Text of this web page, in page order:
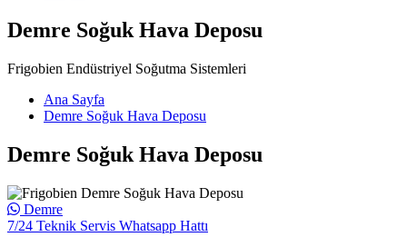
Demre Soğuk Hava Deposu
Frigobien Endüstriyel Soğutma Sistemleri
Ana Sayfa
Demre Soğuk Hava Deposu
Demre Soğuk Hava Deposu
Demre
7/24 Teknik Servis Whatsapp Hattı